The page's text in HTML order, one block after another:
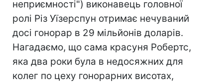
неприємності") виконавець головної
ролі Різ Уїзерспун отримає нечуваний
досі гонорар в 29 мільйонів доларів.
Нагадаємо, що сама красуня Робертс,
яка два роки була в недосяжних для
колег по цеху гонорарних висотах,